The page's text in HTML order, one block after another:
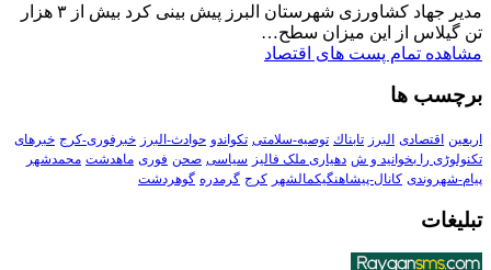
مدیر جهاد کشاورزی شهرستان البرز پیش بینی کرد بیش از ۳ هزار
تن گیلاس از این میزان سطح…
مشاهده تمام پست های اقتصاد
برچسب ها
اربعین اقتصادی البرز تابناك توصیه-سلامتی تکواندو حوادث-البرز خبرفوری-کرج خبرهای
تکنولوڑی را بخوانید و ش دهیاری ملک فالیز سیاسی صحن فوری ماهدشت محمدشهر
پیام-شهروندی کانال-پیشاهنگیکمالشهر کرج گرمدره گوهردشت
تبلیغات